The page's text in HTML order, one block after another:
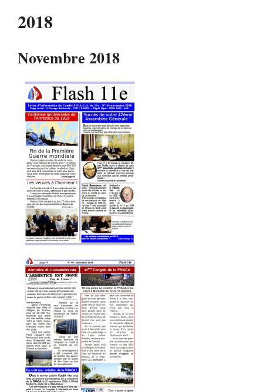
2018
Novembre 2018